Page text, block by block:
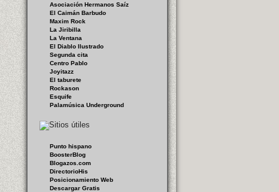
Asociación Hermanos Saíz
El Caimán Barbudo
Maxim Rock
La Jiribilla
La Ventana
El Diablo Ilustrado
Segunda cita
Centro Pablo
Joyitazz
El taburete
Rockason
Esquife
Palamúsica Underground
Punto hispano
BoosterBlog
Blogazos.com
DirectorioHis
Posicionamiento Web
Descargar Gratis